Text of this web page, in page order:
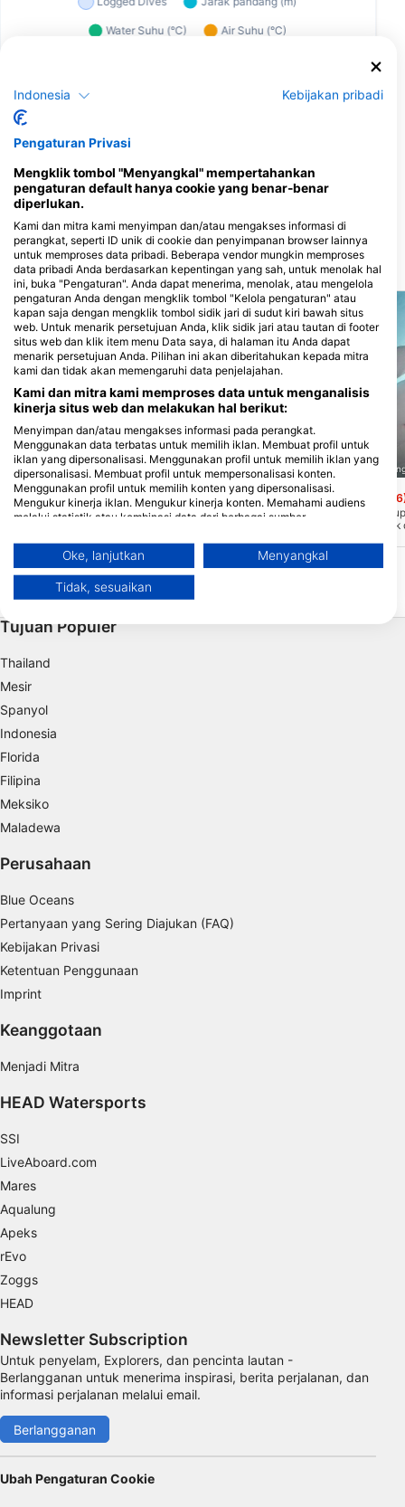
Pusat Penyelaman yang Melayani Situs
Selam Ini
Scuba Guam
167 Marine Corp Dr, 96910
Hagatna, Guam
Situs penyelaman terdekat
Scuba Guam, 96913 Tamuning
Agana Bay(★4.5)
Terumbu karang yang indah terletak di
lunak dengan ikan karang yang
melimpah. Hanya dilakukan dengan
perahu, ini adalah penyelaman melayang
yang luar biasa!
Scuba Guam, 96913
Alupat Island
Tak jauh dari Pulau
karang keras dan
yang sangat baik dan
Manta. Ini adalah
Tujuan Populer
Thailand
Mesir
Spanyol
Indonesia
Florida
Filipina
Meksiko
Maladewa
Perusahaan
Blue Oceans
Pertanyaan yang Sering Diajukan (FAQ)
Kebijakan Privasi
Ketentuan Penggunaan
Imprint
Keanggotaan
Menjadi Mitra
HEAD Watersports
SSI
LiveAboard.com
Mares
Aqualung
Apeks
rEvo
Zoggs
HEAD
Newsletter Subscription
Untuk penyelam, Explorers, dan pencinta lautan -
Berlangganan untuk menerima inspirasi, berita perjalanan, dan
informasi perjalanan melalui email.
Berlangganan
Ubah Pengaturan Cookie
Indonesia Kebijakan pribadi
Pengaturan Privasi
Mengklik tombol "Menyangkal" mempertahankan
pengaturan default hanya cookie yang benar-benar
diperlukan.
Kami dan mitra kami menyimpan dan/atau mengakses informasi di
perangkat, seperti ID unik di cookie dan penyimpanan browser lainnya
untuk memproses data pribadi. Beberapa vendor mungkin memproses
data pribadi Anda berdasarkan kepentingan yang sah, untuk menolak hal
ini, buka "Pengaturan". Anda dapat menerima, menolak, atau mengelola
pengaturan Anda dengan mengklik tombol "Kelola pengaturan" atau
kapan saja dengan mengklik tombol sidik jari di sudut kiri bawah situs
web. Untuk menarik persetujuan Anda, klik sidik jari atau tautan di footer
situs web dan klik item menu Data saya, di halaman itu Anda dapat
menarik persetujuan Anda. Pilihan ini akan diberitahukan kepada mitra
kami dan tidak akan memengaruhi data penjelajahan.
Kami dan mitra kami memproses data untuk menganalisis
kinerja situs web dan melakukan hal berikut:
Menyimpan dan/atau mengakses informasi pada perangkat.
Menggunakan data terbatas untuk memilih iklan. Membuat profil untuk
iklan yang dipersonalisasi. Menggunakan profil untuk memilih iklan yang
dipersonalisasi. Membuat profil untuk mempersonalisasi konten.
Menggunakan profil untuk memilih konten yang dipersonalisasi.
Mengukur kinerja iklan. Mengukur kinerja konten. Memahami audiens
melalui statistik atau kombinasi data dari berbagai sumber.
terbatas untuk memilih konten.
Informasi tambahan mengenai penggunaan data oleh Google dapat
ditemukan di sini: https://business.safety.google/privacy/
Data dapat dibagikan ke luar Uni Eropa dan dikirim ke AS.
web/aplikasi ini.
Tujuan pemrosesan IAB:
Use limited data to select advertising
Create profiles for personalised advertising
Use profiles to select personalised
Use profiles to select personalised content
Measure advertising performance
Measure content performance
Understand audiences through statistics or
Fitur-fitur Khusus IAB:
Use precise geolocation data
Identify devices based on information
actively requested
Performa
Fungsional
Iklan
Oke, lanjutkan Menyangkal
Tidak, sesuaikan